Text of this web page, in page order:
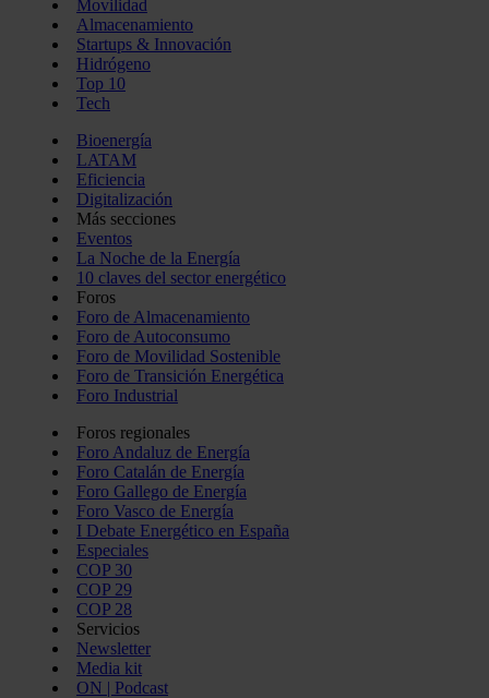
Movilidad
Almacenamiento
Startups & Innovación
Hidrógeno
Top 10
Tech
Bioenergía
LATAM
Eficiencia
Digitalización
Más secciones
Eventos
La Noche de la Energía
10 claves del sector energético
Foros
Foro de Almacenamiento
Foro de Autoconsumo
Foro de Movilidad Sostenible
Foro de Transición Energética
Foro Industrial
Foros regionales
Foro Andaluz de Energía
Foro Catalán de Energía
Foro Gallego de Energía
Foro Vasco de Energía
I Debate Energético en España
Especiales
COP 30
COP 29
COP 28
Servicios
Newsletter
Media kit
ON | Podcast